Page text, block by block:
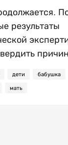
результаты
дети бабушка
мать